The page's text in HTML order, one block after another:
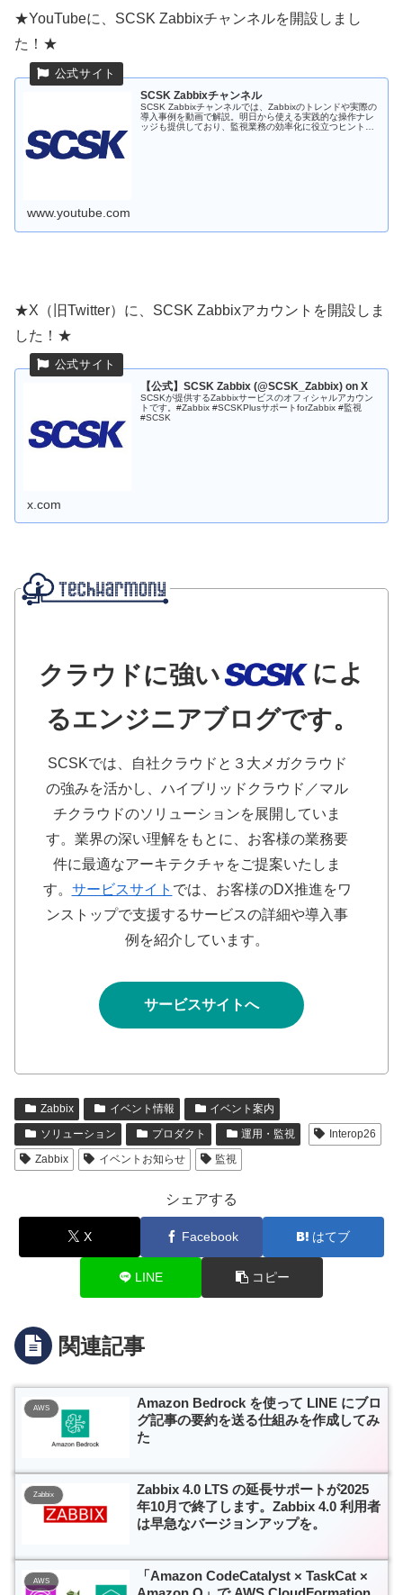
★YouTubeに、SCSK Zabbixチャンネルを開設しまし
た！★
SCSK Zabbixチャンネル
SCSK Zabbixチャンネルでは、Zabbixのトレンドや実際の
導入事例を動画で解説。明日から使える実践的な操作ナレ
ッジも提供しており、監視業務の効率化に役立つヒントが
www.youtube.com
★X（旧Twitter）に、SCSK Zabbixアカウントを開設しま
した！★
【公式】SCSK Zabbix (@SCSK_Zabbix) on X
SCSKが提供するZabbixサービスのオフィシャルアカウン
トです。#Zabbix #SCSKPlusサポートforZabbix #監視
#SCSK
x.com
クラウドに強い
によ
るエンジニアブログです。
SCSKでは、自社クラウドと３大メガクラウド
の強みを活かし、ハイブリッドクラウド／マル
チクラウドのソリューションを展開していま
す。業界の深い理解をもとに、お客様の業務要
件に最適なアーキテクチャをご提案いたしま
す。 サービスサイト では、お客様のDX推進をワ
ンストップで支援するサービスの詳細や導入事
例を紹介しています。
サービスサイトへ
Zabbix イベント情報
イベント案内
ソリューション
プロダクト 運用・監視
Interop26
Zabbix
イベントお知らせ 監視
シェアする
X Facebook はてブ
LINE コピー
関連記事
AWS
Amazon Bedrock を使って LINE にブロ
グ記事の要約を送る仕組みを作成してみ
た
Zabbix
Zabbix 4.0 LTS の延長サポートが2025
年10月で終了します。Zabbix 4.0 利用者
は早急なバージョンアップを。
AWS
「Amazon CodeCatalyst × TaskCat ×